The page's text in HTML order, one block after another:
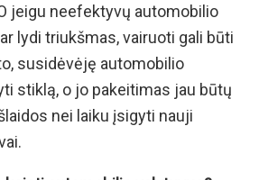
jeigu neefektyvų automobilio
lydi triukšmas, vairuoti gali būti
susidėvėję automobilio
stiklą, o jo pakeitimas jau būtų
nei laiku įsigyti nauji